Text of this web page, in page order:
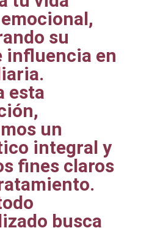
su
influencia en
esta
un
integral y
fines claros
busca